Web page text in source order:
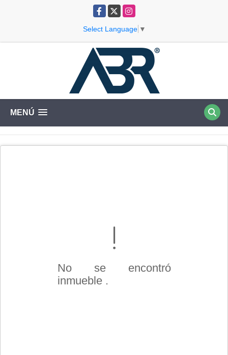
Facebook
X Instagram
Select Language ▼
MENÚ
No se encontró
inmueble .